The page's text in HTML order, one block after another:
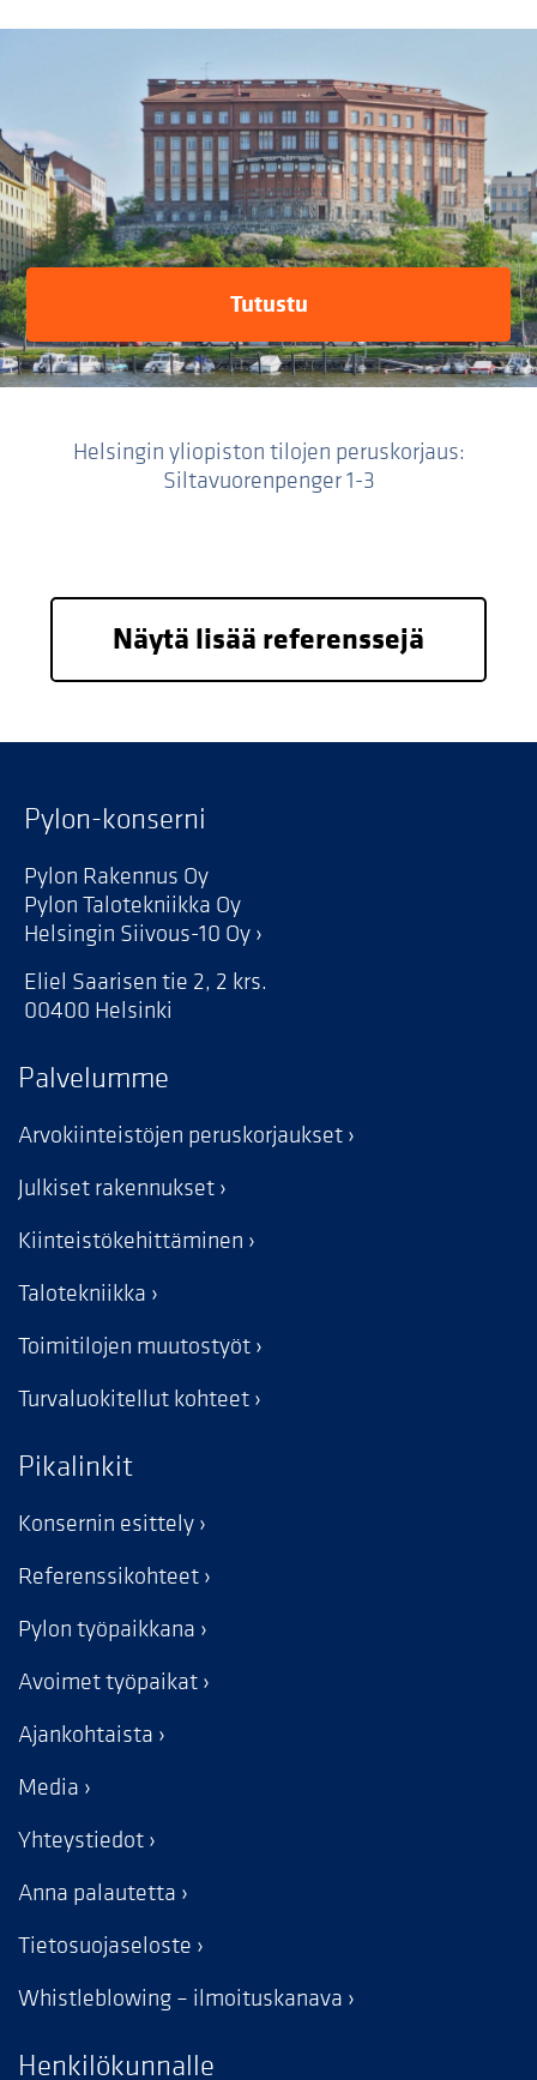
Tutustu
Helsingin yliopiston tilojen peruskorjaus:
Siltavuorenpenger 1-3
Näytä lisää referenssejä
Pylon-konserni
Pylon Rakennus Oy
Pylon Talotekniikka Oy
Helsingin Siivous-10 Oy
Eliel Saarisen tie 2, 2 krs.
00400 Helsinki
Palvelumme
Arvokiinteistöjen peruskorjaukset
Julkiset rakennukset
Kiinteistökehittäminen
Talotekniikka
Toimitilojen muutostyöt
Turvaluokitellut kohteet
Pikalinkit
Konsernin esittely
Referenssikohteet
Pylon työpaikkana
Avoimet työpaikat
Ajankohtaista
Media
Yhteystiedot
Anna palautetta
Tietosuojaseloste
Whistleblowing – ilmoituskanava
Henkilökunnalle